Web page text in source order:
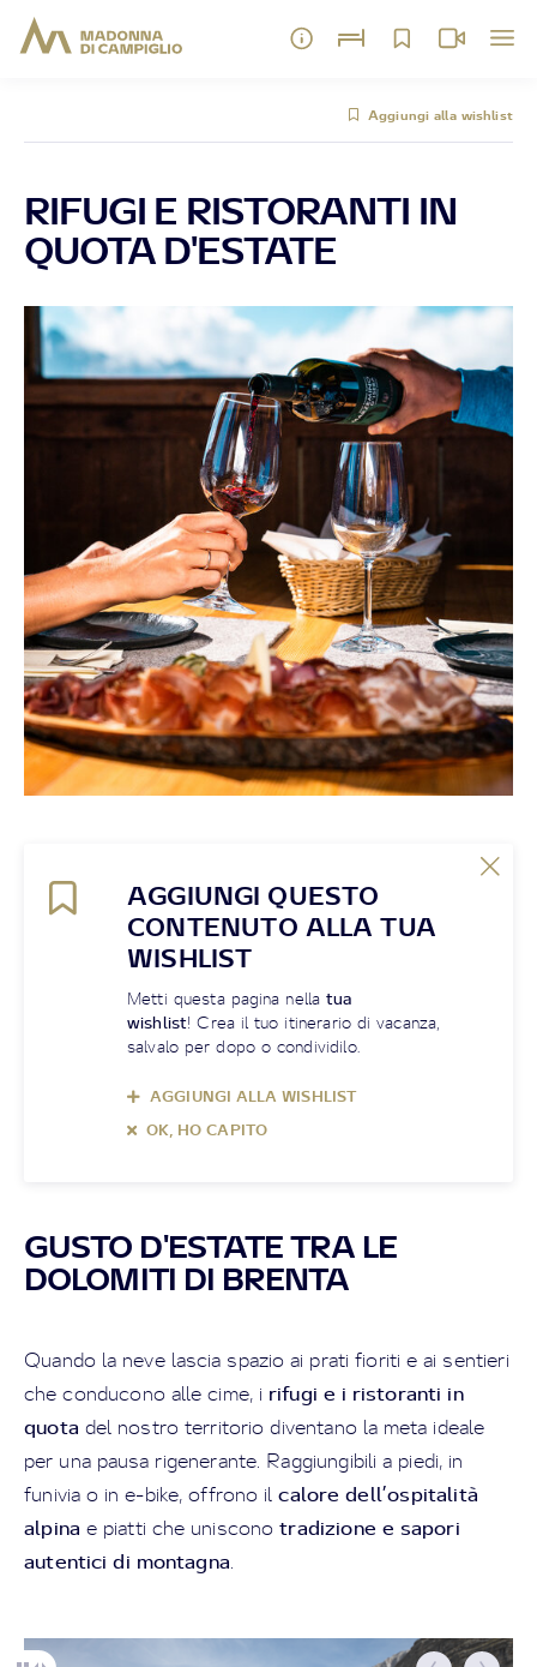
Aggiungi alla wishlist
RIFUGI E RISTORANTI IN
QUOTA D'ESTATE
AGGIUNGI QUESTO
CONTENUTO ALLA TUA
WISHLIST
Metti questa pagina nellatua
wishlist! Crea il tuo itinerario di vacanza,
salvalo per dopo o condividilo.
AGGIUNGI ALLA WISHLIST
OK, HO CAPITO
GUSTO D'ESTATE TRA LE
DOLOMITI DI BRENTA
Quando la neve lascia spazio ai prati fioriti e ai sentieri
che conducono alle cime, i rifugi e i ristoranti in
quota del nostro territorio diventano la meta ideale
per una pausa rigenerante. Raggiungibili a piedi, in
funivia o in e-bike, offrono ilcalore dell’ospitalità
alpina e piatti che unisconotradizione e sapori
autentici di montagna.